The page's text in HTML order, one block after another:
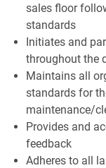
sales floor
standards
Initiates and
throughout the
Maintains all
standards for
maintenance/
Provides and
feedback
Adheres to all